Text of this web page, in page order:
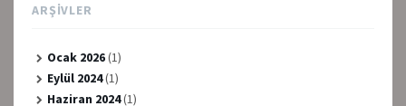
ARŞIVLER
Ocak 2026(1)
Eylül 2024(1)
Haziran 2024(1)